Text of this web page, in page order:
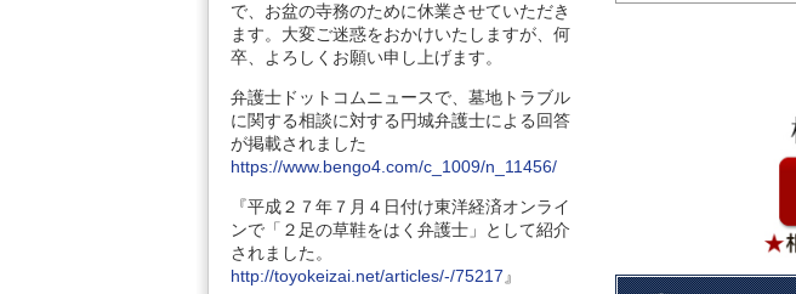
で、お盆の寺務のために休業させていただき
ます。大変ご迷惑をおかけいたしますが、何
卒、よろしくお願い申し上げます。
弁護士ドットコムニュースで、墓地トラブル
に関する相談に対する円城弁護士による回答
が掲載されました
https://www.bengo4.com/c_1009/n_11456/
『平成２７年７月４日付け東洋経済オンライ
ンで「２足の草鞋をはく弁護士」として紹介
されました。
http://toyokeizai.net/articles/-/75217 』